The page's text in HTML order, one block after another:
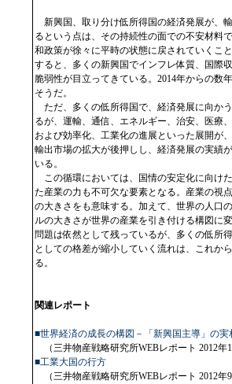
新興国、取り分け低所得国の経済発展が、
るという点は、その持続性の面での不安材料
和政策が徐々に平時の状態に戻されていくこ
すると、多くの新興国でインフレ体質、国際
脆弱性が目立ってきている。2014年からの数
そうだ。
ただ、多くの低所得国で、経済発展に向か
るが、運輸、通信、エネルギー、治安、医療
および効率化、工業化の進展といった展開が
輸出市場の拡大が後押しし、経済発展の実績
いる。
この循環においては、国情の安定化に向け
た産業の力も不可欠な要素となる。産業の視
の大きさをも意味する。加えて、世界の人口
ルの大きさが世界の産業を引き付ける構図に
問題は依然として残っているが、多くの低所
としての格差が縮小していく流れは、これか
る。
関連レポート
■世界経済の成長の構図－「新興国主導」の実
（三井物産戦略研究所WEBレポート 2012年
■工業大国の行方
（三井物産戦略研究所WEBレポート 2012年